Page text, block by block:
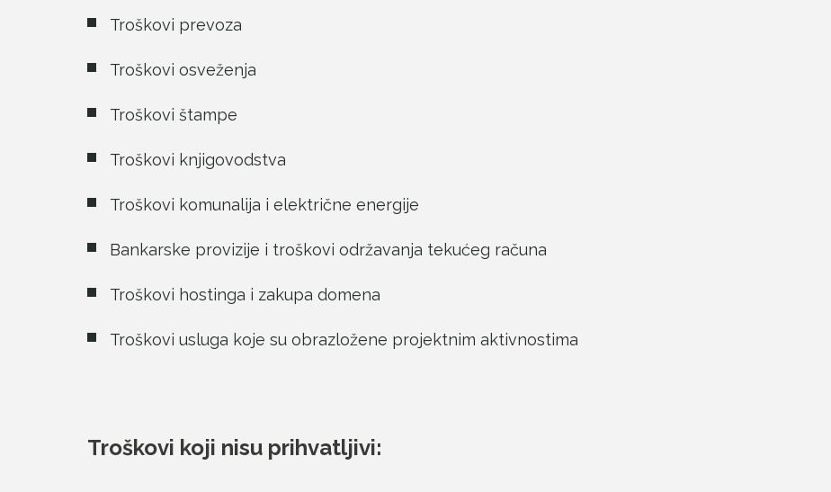
Troškovi prevoza
Troškovi osveženja
Troškovi štampe
Troškovi knjigovodstva
Troškovi komunalija i električne energije
Bankarske provizije i troškovi održavanja tekućeg računa
Troškovi hostinga i zakupa domena
Troškovi usluga koje su obrazložene projektnim aktivnostima
Troškovi koji nisu prihvatljivi: